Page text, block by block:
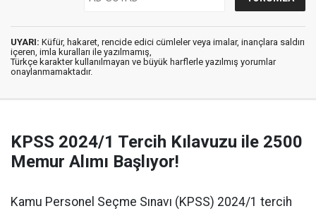
UYARI: Küfür, hakaret, rencide edici cümleler veya imalar, inançlara saldırı
içeren, imla kuralları ile yazılmamış,
Türkçe karakter kullanılmayan ve büyük harflerle yazılmış yorumlar
onaylanmamaktadır.
KPSS 2024/1 Tercih Kılavuzu ile 2500
Memur Alımı Başlıyor!
Kamu Personel Seçme Sınavı (KPSS) 2024/1 tercih